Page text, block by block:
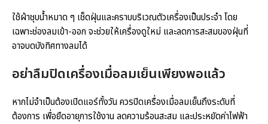
ใช้ผ้าชุบน้ำหมาด ๆ เช็ดฝุ่นและคราบบริเวณตัวเครื่องเป็นประจำ โดย
เฉพาะช่องลมเข้า-ออก จะช่วยให้เครื่องดูใหม่ และลดการสะสมของฝุ่นที่
อาจบดบังทิศทางลมได้
อย่าลืมปิดเครื่องเมื่อลมเย็นเพียงพอแล้ว
หากไม่จำเป็นต้องเปิดแอร์ทั้งวัน ควรปิดเครื่องเมื่อลมเย็นถึงระดับที่
ต้องการ เพื่อยืดอายุการใช้งาน ลดความร้อนสะสม และประหยัดค่าไฟฟ้า